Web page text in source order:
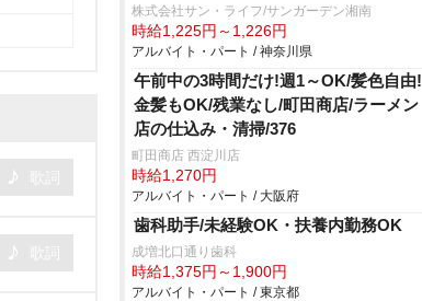
株式会社サン・ライフ/サンガーデン湘南
時給1,225円～1,226円
アルバイト・パート / 神奈川県
午前中の3時間だけ!週1～OK/髪色自由!
金髪もOK/残業なし/町田商店/ラーメン
店の仕込み・清掃/376
町田商店 西淀川店
時給1,270円
アルバイト・パート / 大阪府
歯科助手/未経験OK・扶養内勤務OK
成増北口通り歯科
時給1,375円～1,900円
アルバイト・パート / 東京都